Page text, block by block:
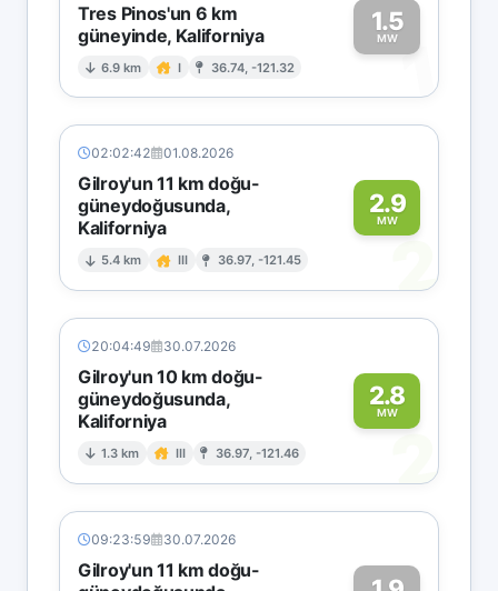
Tres Pinos'un 6 km
güneyinde, Kaliforniya
6.9 km I 36.74, -121.32
1.5
MW1
02:02:42 01.08.2026
Gilroy'un 11 km doğu-
güneydoğusunda,
Kaliforniya
5.4 km III 36.97, -121.45
2.9
MW
2
20:04:49 30.07.2026
Gilroy'un 10 km doğu-
güneydoğusunda,
Kaliforniya
1.3 km III 36.97, -121.46
2.8
MW
2
09:23:59 30.07.2026
Gilroy'un 11 km doğu-